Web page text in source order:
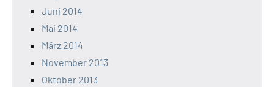
Juni 2014
Mai 2014
März 2014
November 2013
Oktober 2013